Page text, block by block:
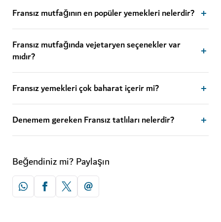
Fransız mutfağının en popüler yemekleri nelerdir?
Fransız mutfağında vejetaryen seçenekler var
mıdır?
Fransız yemekleri çok baharat içerir mi?
Denemem gereken Fransız tatlıları nelerdir?
Beğendiniz mi? Paylaşın